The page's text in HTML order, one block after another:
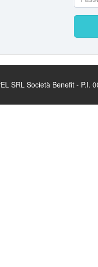
SRL Società Benefit - P.I.